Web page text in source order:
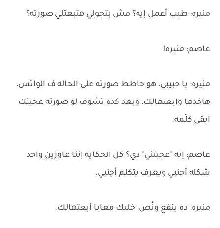
منيره: طيب أعمل إيه؟ مش بتجولي هتبعتلي صورته؟
عاصم: منيره!
منيره: يا حبيبي، هو حاطط صورته على الحاله ف الواتس،
هاخدها وابعتهالك، وبعد كده تشوف لو صورته عجبتك
ابقى كلّمه.
عاصم: إيه "عجبتني" دي؟ كل الحكايه إننا عاوزين واحد
شكله أجنبي ويعرف يتكلم أجنبي.
منيره: ده ينفع ونُص! خليك معايا أبعتهالك.